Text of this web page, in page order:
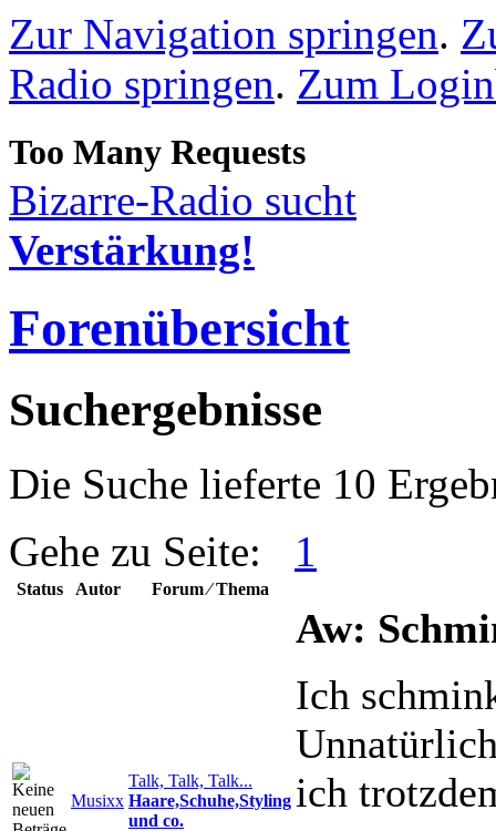
Zur Navigation springen.
Radio springen. Zum
Bizarre-Radio sucht
Verstärkung!
Forenübersicht
Suchergebnisse
Die Suche lieferte 10
Gehe zu Seite: 1
Status Autor Forum ⁄ Thema
Musixx
Talk, Talk, Talk...
Haare,Schuhe,Styling
und co.
Aw:
Ich
ich